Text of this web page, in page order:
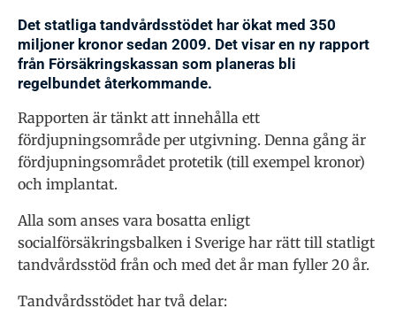
Det statliga tandvårdsstödet har ökat med 350
miljoner kronor sedan 2009. Det visar en ny rapport
från Försäkringskassan som planeras bli
regelbundet återkommande.
Rapporten är tänkt att innehålla ett
fördjupningsområde per utgivning. Denna gång är
fördjupningsområdet protetik (till exempel kronor)
och implantat.
Alla som anses vara bosatta enligt
socialförsäkringsbalken i Sverige har rätt till statligt
tandvårdsstöd från och med det år man fyller 20 år.
Tandvårdsstödet har två delar: